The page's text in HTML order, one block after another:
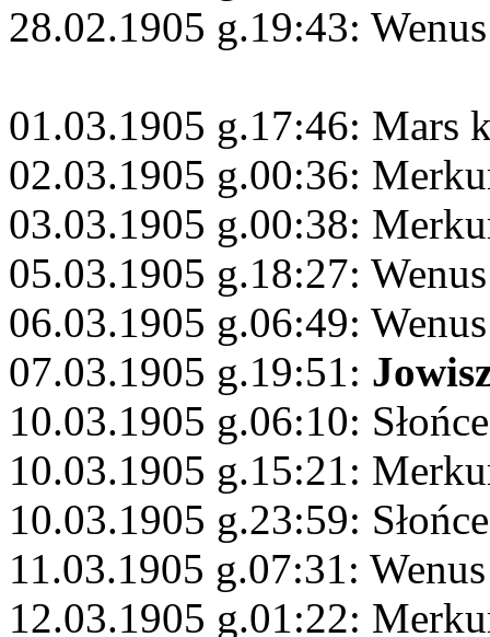
28.02.1905 g.19:43:
01.03.1905 g.17:46: Mars
02.03.1905 g.00:36:
03.03.1905 g.00:38:
05.03.1905 g.18:27:
06.03.1905 g.06:49:
07.03.1905 g.19:51:
10.03.1905 g.06:10:
10.03.1905 g.15:21:
10.03.1905 g.23:59:
11.03.1905 g.07:31:
12.03.1905 g.01:22: